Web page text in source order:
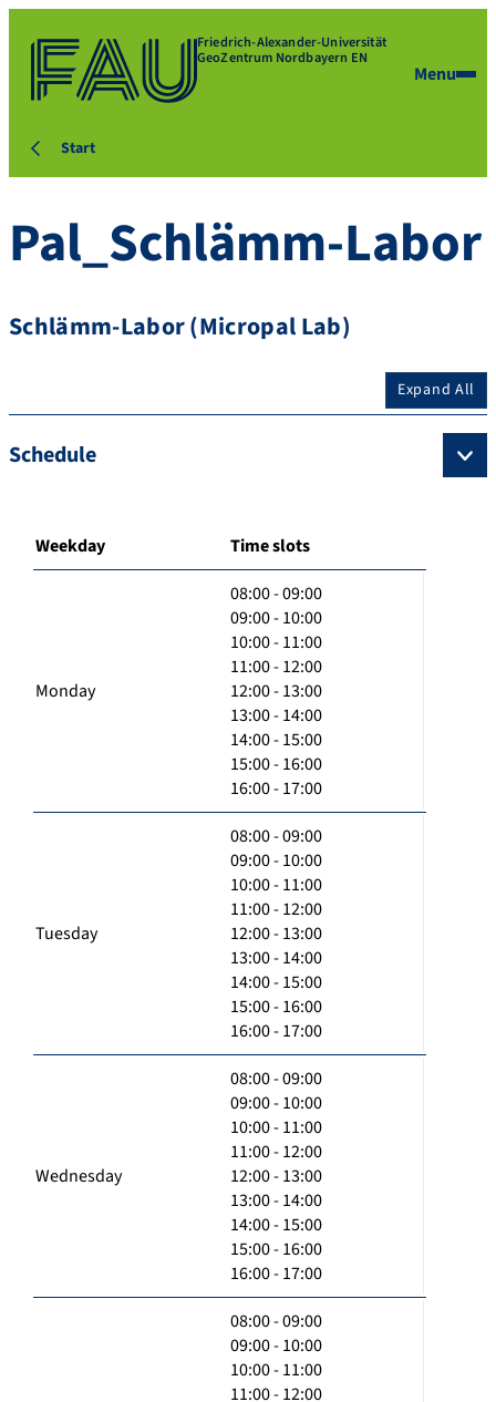
Friedrich-Alexander-Universität
GeoZentrum Nordbayern EN
Menu
Start
Pal_Schlämm-Labor
Schlämm-Labor (Micropal Lab)
Expand All
Schedule
Weekday Time slots
Monday
08:00 - 09:00
09:00 - 10:00
10:00 - 11:00
11:00 - 12:00
12:00 - 13:00
13:00 - 14:00
14:00 - 15:00
15:00 - 16:00
16:00 - 17:00
Tuesday
08:00 - 09:00
09:00 - 10:00
10:00 - 11:00
11:00 - 12:00
12:00 - 13:00
13:00 - 14:00
14:00 - 15:00
15:00 - 16:00
16:00 - 17:00
Wednesday
08:00 - 09:00
09:00 - 10:00
10:00 - 11:00
11:00 - 12:00
12:00 - 13:00
13:00 - 14:00
14:00 - 15:00
15:00 - 16:00
16:00 - 17:00
08:00 - 09:00
09:00 - 10:00
10:00 - 11:00
11:00 - 12:00